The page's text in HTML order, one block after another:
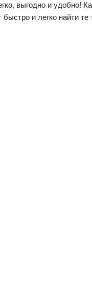
выгодно и удобно!
быстро и легко найти